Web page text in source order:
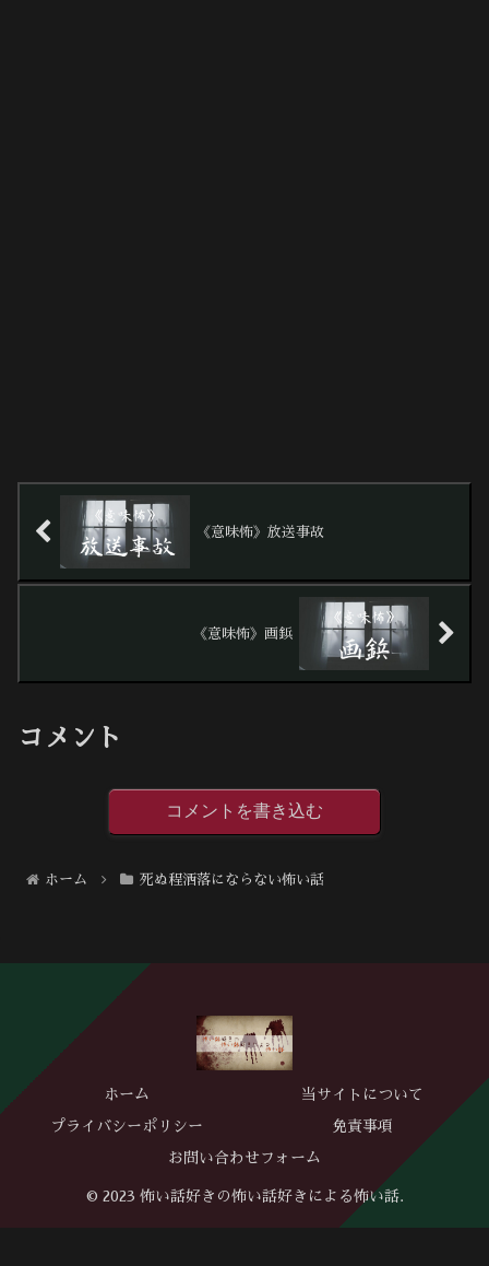
《意味怖》放送事故
《意味怖》画鋲
コメント
コメントを書き込む
ホーム 死ぬ程洒落にならない怖い話
ホーム 当サイトについて
プライバシーポリシー 免責事項
お問い合わせフォーム
© 2023 怖い話好きの怖い話好きによる怖い話.